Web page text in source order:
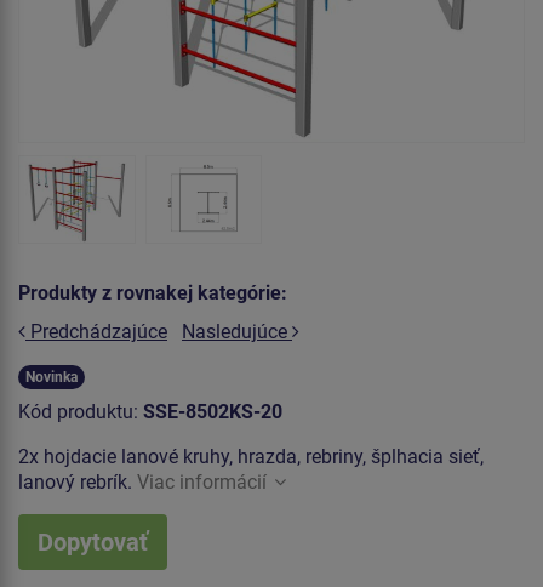
Produkty z rovnakej kategórie:
Predchádzajúce
Nasledujúce
Novinka
Kód produktu: SSE-8502KS-20
2x hojdacie lanové kruhy, hrazda, rebriny, šplhacia sieť,
lanový rebrík. Viac informácií
Dopytovať